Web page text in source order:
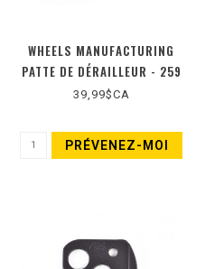
WHEELS MANUFACTURING
PATTE DE DÉRAILLEUR - 259
39,99$CA
PRÉVENEZ-MOI